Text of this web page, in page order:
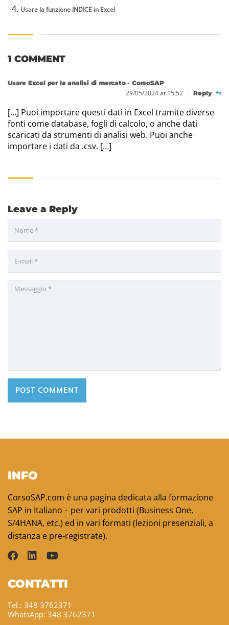
Usare la funzione INDICE in Excel
1 COMMENT
Usare Excel per le analisi di mercato - CorsoSAP
29/05/2024 at 15:52 Reply
[…] Puoi importare questi dati in Excel tramite diverse
fonti come database, fogli di calcolo, o anche dati
scaricati da strumenti di analisi web. Puoi anche
importare i dati da .csv. […]
Leave a Reply
INFO
CorsoSAP.com è una pagina dedicata alla formazione
SAP in Italiano – per vari prodotti (Business One,
S/4HANA, etc.) ed in vari formati (lezioni presenziali, a
distanza e pre-registrate).
CONTATTI
Tel.: 348 3762371
WhatsApp: 348 3762371